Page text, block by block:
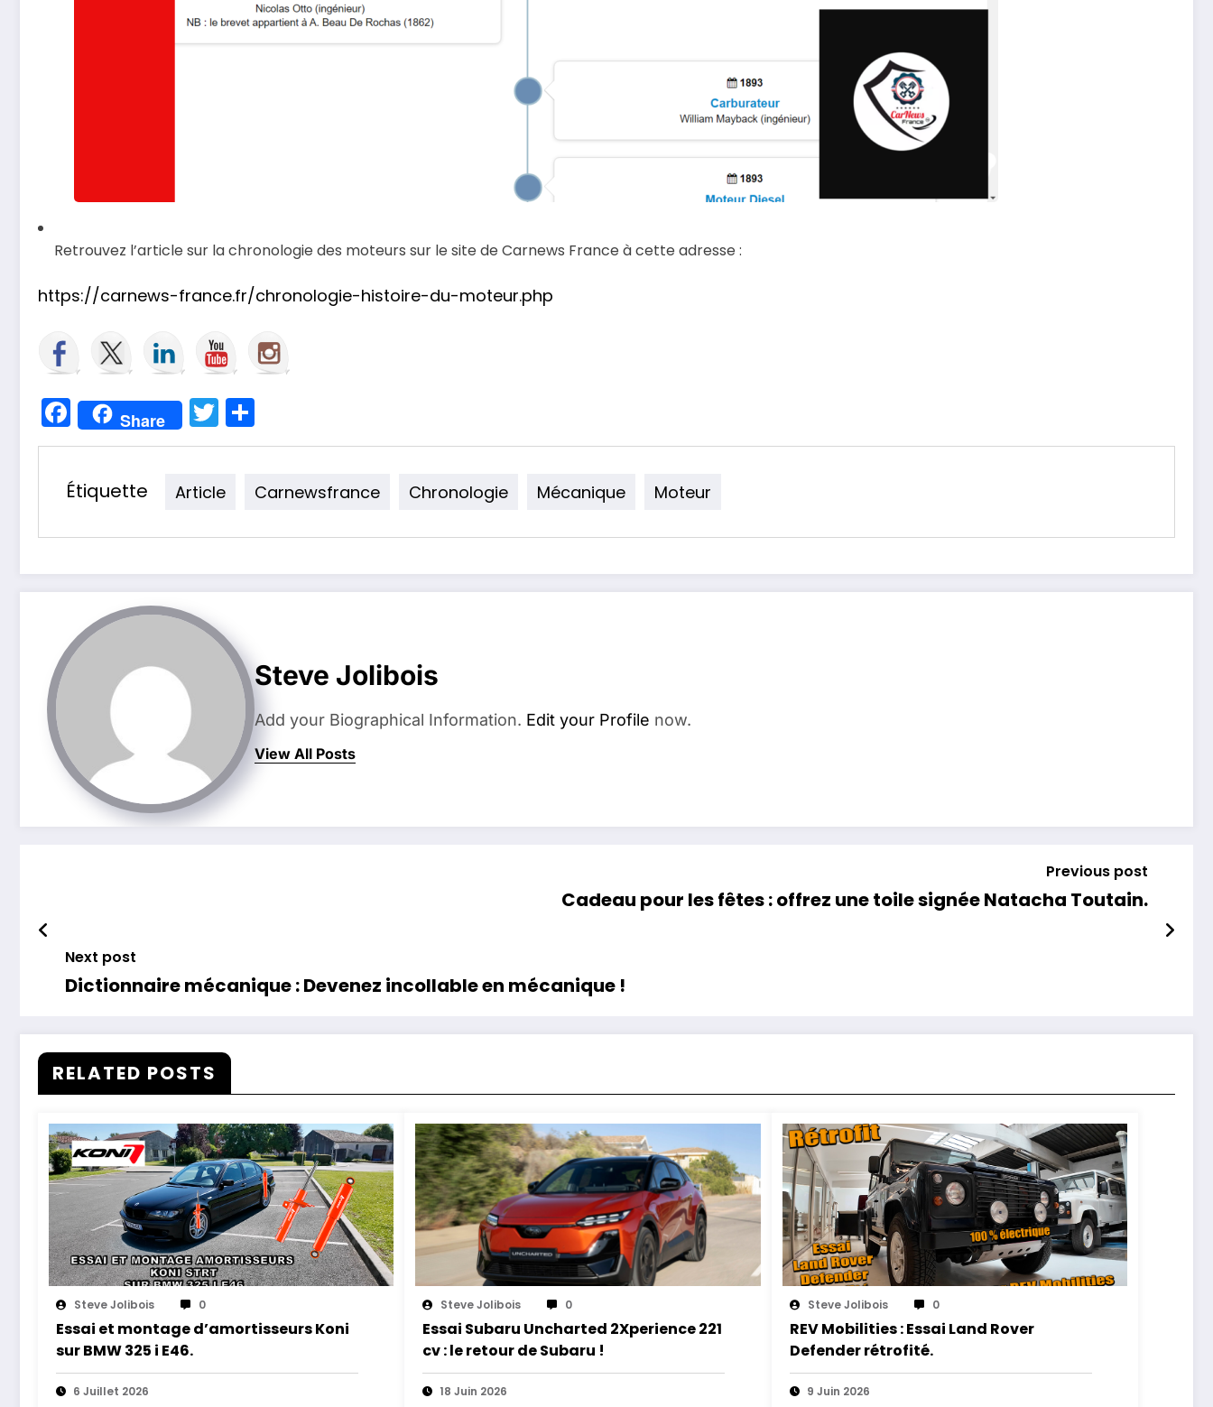
Retrouvez l’article sur la chronologie des moteurs sur le site de Carnews France à cette adresse :
https://carnews-france.fr/chronologie-histoire-du-moteur.php
Facebook
Share Twitter
Étiquette Article Carnewsfrance Chronologie Mécanique Moteur
Steve Jolibois
Add your Biographical Information. Edit your Profile now.
View All Posts
Previous post
Cadeau pour les fêtes : offrez une toile signée Natacha Toutain.
Next post
Dictionnaire mécanique : Devenez incollable en mécanique !
RELATED POSTS
Steve Jolibois 0
Essai et montage d’amortisseurs Koni
sur BMW 325 i E46.
6 Juillet 2026
Steve Jolibois 0
Essai Subaru Uncharted 2Xperience 221
cv : le retour de Subaru !
18 Juin 2026
Steve Jolibois 0
REV Mobilities : Essai Land Rover
Defender rétrofité.
9 Juin 2026